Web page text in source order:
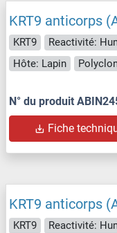
KRT9 anticorps
KRT9 Reactivité:
Hôte: Lapin
N° du produit
Fiche
KRT9 anticorps
KRT9 Reactivité: